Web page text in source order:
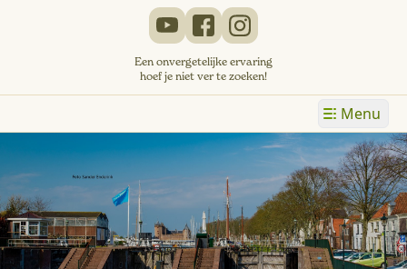
Een onvergetelijke ervaring
hoef je niet ver te zoeken!
Menu